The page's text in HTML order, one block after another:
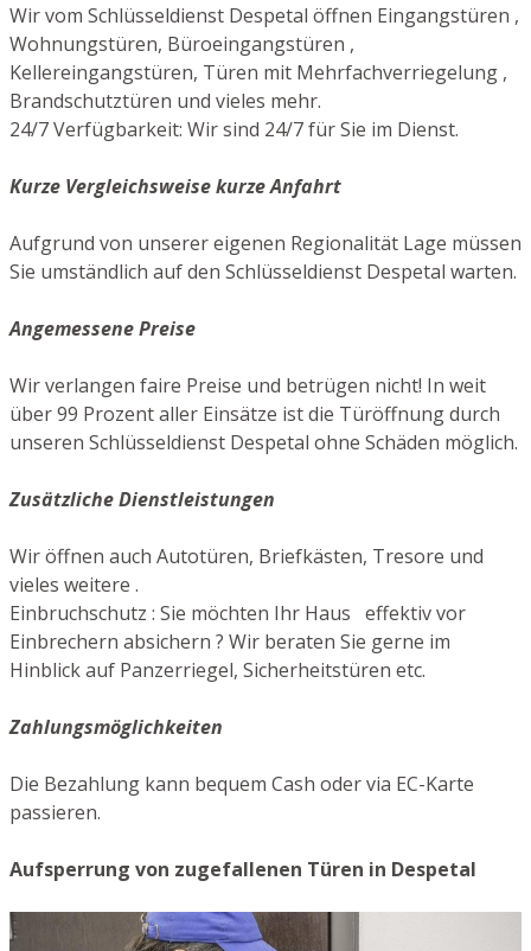
Wir vom Schlüsseldienst Despetal öffnen Eingangstüren ,
Wohnungstüren, Büroeingangstüren ,
Kellereingangstüren, Türen mit Mehrfachverriegelung ,
Brandschutztüren und vieles mehr.
24/7 Verfügbarkeit: Wir sind 24/7 für Sie im Dienst.
Kurze Vergleichsweise kurze Anfahrt
Aufgrund von unserer eigenen Regionalität Lage müssen
Sie umständlich auf den Schlüsseldienst Despetal warten.
Angemessene Preise
Wir verlangen faire Preise und betrügen nicht! In weit
über 99 Prozent aller Einsätze ist die Türöffnung durch
unseren Schlüsseldienst Despetal ohne Schäden möglich.
Zusätzliche Dienstleistungen
Wir öffnen auch Autotüren, Briefkästen, Tresore und
vieles weitere .
Einbruchschutz : Sie möchten Ihr Haus effektiv vor
Einbrechern absichern ? Wir beraten Sie gerne im
Hinblick auf Panzerriegel, Sicherheitstüren etc.
Zahlungsmöglichkeiten
Die Bezahlung kann bequem Cash oder via EC-Karte
passieren.
Aufsperrung von zugefallenen Türen in Despetal